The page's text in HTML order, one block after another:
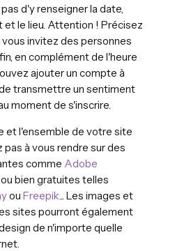
d'y renseigner la date,
et le lieu. Attention ! Précisez
invitez des personnes
en complément de l'heure
ajouter un compte à
transmettre un sentiment
moment de s'inscrire.
et l'ensemble de votre site
à vous rendre sur des
comme Adobe
ou bien gratuites telles
ou Freepik... Les images et
sites pourront également
de n'importe quelle